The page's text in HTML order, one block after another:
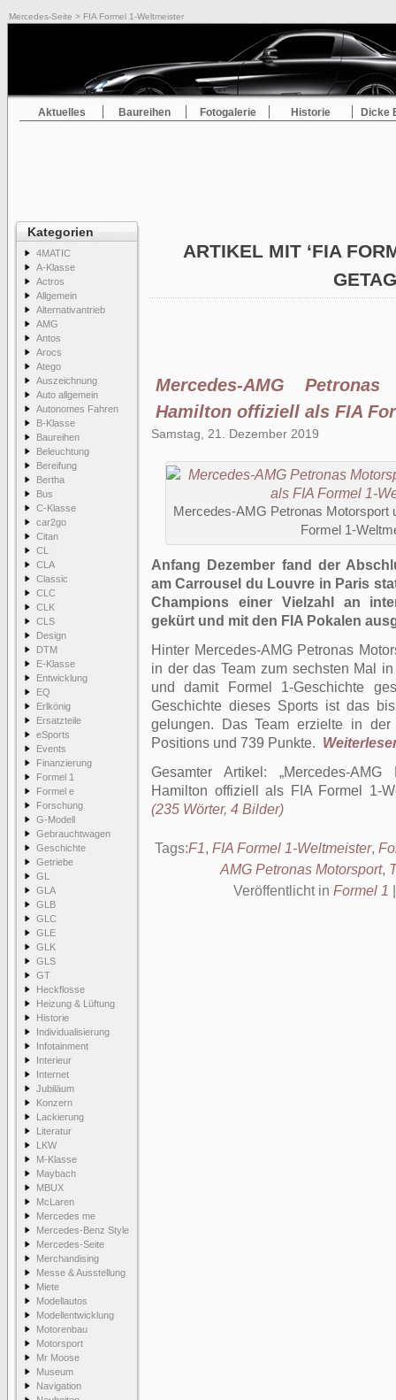
Mercedes-Seite > FIA Formel 1-Weltmeister
Aktuelles Baureihen Fotogalerie Historie Dicke
Kategorien
4MATIC
A-Klasse
Actros
Allgemein
Alternativantrieb
AMG
Antos
Arocs
Atego
Auszeichnung
Auto allgemein
Autonomes Fahren
B-Klasse
Baureihen
Beleuchtung
Bereifung
Bertha
Bus
C-Klasse
car2go
Citan
CL
CLA
Classic
CLC
CLK
CLS
Design
DTM
E-Klasse
Entwicklung
EQ
Erlkönig
Ersatzteile
eSports
Events
Finanzierung
Formel 1
Formel e
Forschung
G-Modell
Gebrauchtwagen
Geschichte
Getriebe
GL
GLA
GLB
GLC
GLE
GLK
GLS
GT
Heckflosse
Heizung & Lüftung
Historie
Individualisierung
Infotainment
Interieur
Internet
Jubiläum
Konzern
Lackierung
Literatur
LKW
M-Klasse
Maybach
MBUX
McLaren
Mercedes me
Mercedes-Benz Style
Mercedes-Seite
Merchandising
Messe & Ausstellung
Miete
Modellautos
Modellentwicklung
Motorenbau
Motorsport
Mr Moose
Museum
Navigation
ARTIKEL MIT ‘FIA
Mercedes-AMG
Hamilton offiziell als FIA
Samstag, 21. Dezember 2019
Mercedes-AMG Petronas Motorsport
Formel 1-
Anfang Dezember fand der
am Carrousel du Louvre in Paris
Champions einer Vielzahl an
gekürt und mit den FIA Pokalen
Hinter Mercedes-AMG Petronas
in der das Team zum sechsten Mal
und damit Formel 1-Geschichte
Geschichte dieses Sports ist das
gelungen. Das Team erzielte in
Positions und 739 Punkte.
Gesamter Artikel:
Mercedes-
Hamilton offiziell als FIA Formel 1-
(235 Wörter, 4 Bilder)
Tags:F1, FIA Formel 1-Weltmeister,
AMG Petronas Motorsport,
Veröffentlicht in Formel 1